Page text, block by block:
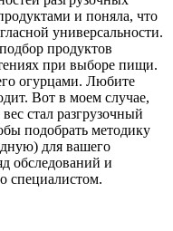
и поняла, что
универсальности.
продуктов
при выборе пищи.
огурцами. Любите
Вот в моем случае,
стал разгрузочный
подобрать методику
для вашего
обследований и
специалистом.